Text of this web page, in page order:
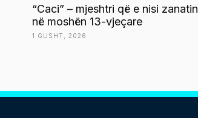
“Caci” – mjeshtri që e nisi zanatin
në moshën 13-vjeçare
1 GUSHT, 2026